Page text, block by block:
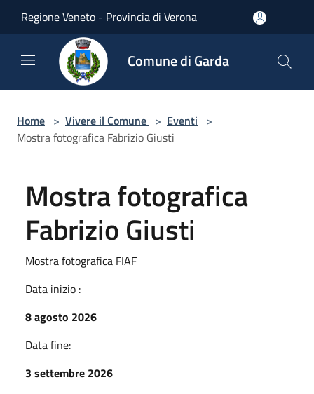
Regione Veneto - Provincia di Verona
Comune di Garda
Home > Vivere il Comune > Eventi >
Mostra fotografica Fabrizio Giusti
Mostra fotografica
Fabrizio Giusti
Mostra fotografica FIAF
Data inizio :
8 agosto 2026
Data fine:
3 settembre 2026